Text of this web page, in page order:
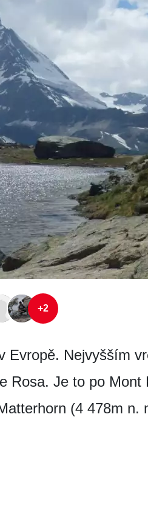
+2
Nejvyšším
Rosa. Je to po Mont
(4 478m n.